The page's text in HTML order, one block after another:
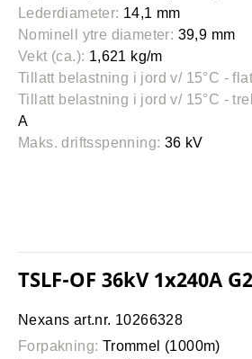
Lederdiameter: 14,1 mm
Nominell ytre diameter: 39,9 mm
Vekt (ca.): 1,621 kg/m
Tillatt belastning i jord v/ 15°C -
Tillatt belastning i jord v/ 15°C -
A
Maks. driftsspenning: 36 kV
TSLF-OF 36kV 1x240A
Nexans art.nr. 10266328
Forpakning: Trommel (1000m)